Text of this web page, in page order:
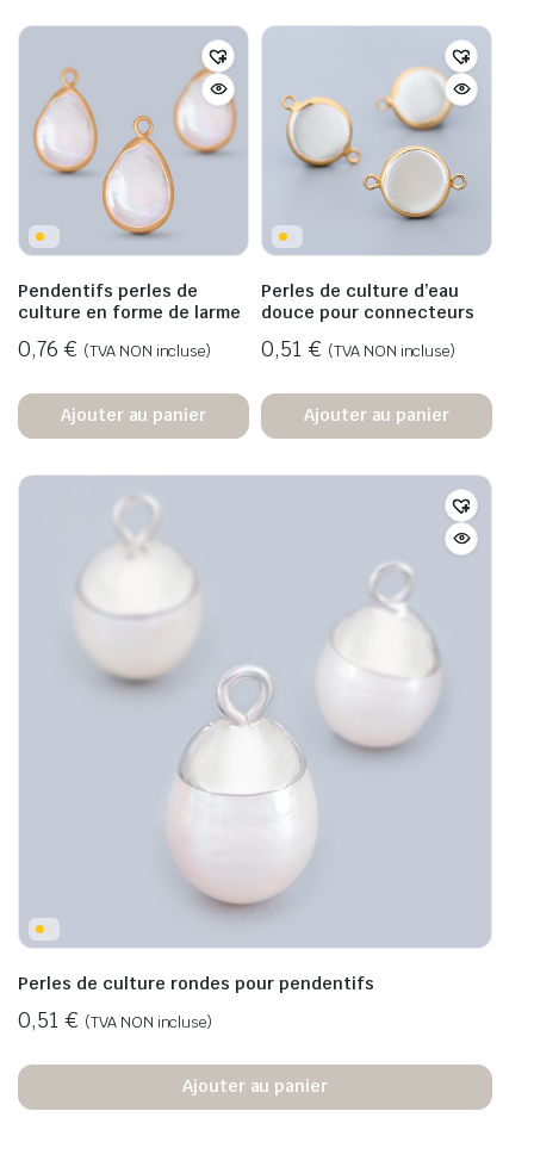
Pendentifs perles de
culture en forme de larme
0,76 € (TVA NON incluse)
Ajouter au panier
Perles de culture d’eau
douce pour connecteurs
0,51 € (TVA NON incluse)
Ajouter au panier
Perles de culture rondes pour pendentifs
0,51 € (TVA NON incluse)
Ajouter au panier